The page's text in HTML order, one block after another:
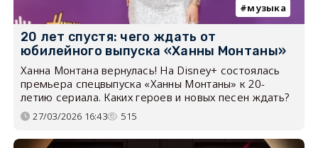
музыка
20 лет спустя: чего ждать от
юбилейного выпуска «Ханны Монтаны»
Ханна Монтана вернулась! На Disney+ состоялась
премьера спецвыпуска «Ханны Монтаны» к 20-
летию сериала. Каких героев и новых песен ждать?
27/03/2026 16:43 515